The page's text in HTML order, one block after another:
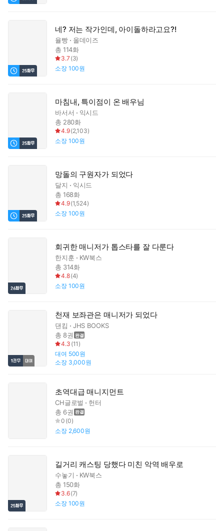
네? 저는 작가인데, 아이돌하라고요?!
율빵
올데이즈
총 114화
3.7 (3)
소장 100원
마침내, 특이점이 온 배우님
바서서
익시드
총 280화
4.9(2,103)
소장 100원
망돌의 구원자가 되었다
달지
익시드
총 168화
4.9(1,524)
소장 100원
회귀한 매니저가 톱스타를 잘 다룬다
한지훈
KW북스
총 314화
4.8(4)
소장 100원
천재 보좌관은 매니저가 되었다
댄킴
JHS BOOKS
총 8권
4.3 (11 )
대여 500원
소장 3,000원
초역대급 매니지먼트
CH글로벌
헌터
총 6권
0 (0)
소장 2,600원
길거리 캐스팅 당했다 미친 악역 배우로
수놓기
KW북스
총 150화
3.6(7)
소장 100원